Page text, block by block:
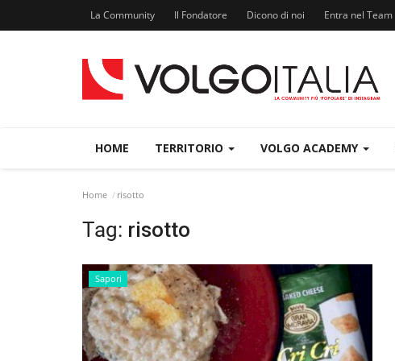
La Community Il Fondatore Dicono di noi Entra nel Team
HOME TERRITORIO VOLGO ACADEMY
Home risotto
Tag: risotto
Sapori